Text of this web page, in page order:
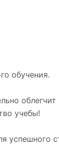
обучения.
учебы!
успешного